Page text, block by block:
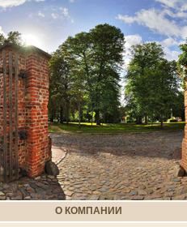
О КОМПАНИИ